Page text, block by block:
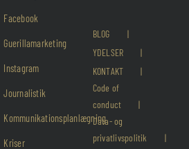
Facebook
Guerillamarketing
Instagram
Journalistik
Kommunikationsplanlægning
Kriser
BLOG
YDELSER
KONTAKT
Code of
conduct
Data- og
privatlivspolitik